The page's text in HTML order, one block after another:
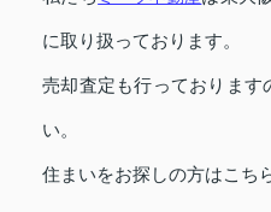
に取り扱っております。
売却査定も行っております
い。
住まいをお探しの方はこち